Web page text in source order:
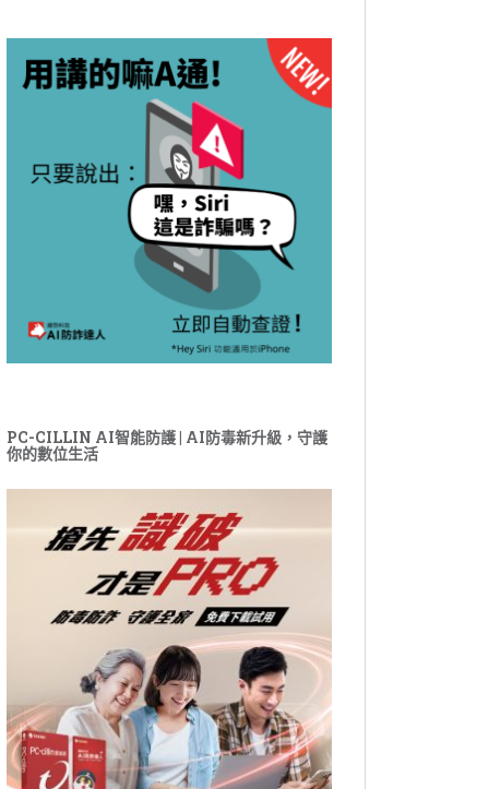
PC-CILLIN AI智能防護 | AI防毒新升級，守護
你的數位生活